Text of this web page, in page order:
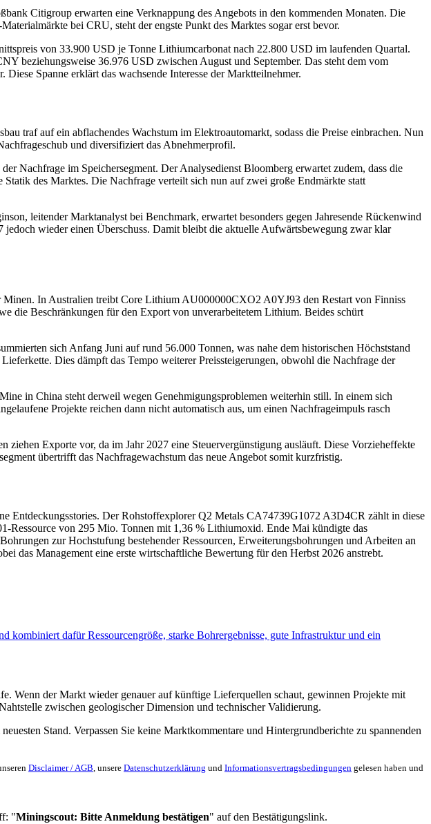
Citigroup erwarten eine Verknappung des Angebots in den kommenden Monaten. Die
bei CRU, steht der engste Punkt des Marktes sogar erst bevor.
von 33.900 USD je Tonne Lithiumcarbonat nach 22.800 USD im laufenden Quartal.
beziehungsweise 36.976 USD zwischen August und September. Das steht dem vom
Spanne erklärt das wachsende Interesse der Marktteilnehmer.
traf auf ein abflachendes Wachstum im Elektroautomarkt, sodass die Preise einbrachen. Nun
und diversifiziert das Abnehmerprofil.
Nachfrage im Speichersegment. Der Analysedienst Bloomberg erwartet zudem, dass die
des Marktes. Die Nachfrage verteilt sich nun auf zwei große Endmärkte statt
leitender Marktanalyst bei Benchmark, erwartet besonders gegen Jahresende Rückenwind
wieder einen Überschuss. Damit bleibt die aktuelle Aufwärtsbewegung zwar klar
Minen. In Australien treibt Core LithiumAU000000CXO2A0YJ93 den Restart von Finniss
die Beschränkungen für den Export von unverarbeitetem Lithium. Beides schürt
sich Anfang Juni auf rund 56.000 Tonnen, was nahe dem historischen Höchststand
Dies dämpft das Tempo weiterer Preissteigerungen, obwohl die Nachfrage der
in China steht derweil wegen Genehmigungsproblemen weiterhin still. In einem sich
Projekte reichen dann nicht automatisch aus, um einen Nachfrageimpuls rasch
Exporte vor, da im Jahr 2027 eine Steuervergünstigung ausläuft. Diese Vorzieheffekte
übertrifft das Nachfragewachstum das neue Angebot somit kurzfristig.
Entdeckungsstories. Der Rohstoffexplorer Q2 Metals CA74739G1072 A3D4CR zählt in diese
Ressource von 295 Mio. Tonnen mit 1,36 % Lithiumoxid. Ende Mai kündigte das
zur Hochstufung bestehender Ressourcen, Erweiterungsbohrungen und Arbeiten an
das Management eine erste wirtschaftliche Bewertung für den Herbst 2026 anstrebt.
dafür Ressourcengröße, starke Bohrergebnisse, gute Infrastruktur und ein
Wenn der Markt wieder genauer auf künftige Lieferquellen schaut, gewinnen Projekte mit
zwischen geologischer Dimension und technischer Validierung.
Stand. Verpassen Sie keine Marktkommentare und Hintergrundberichte zu spannenden
Disclaimer / AGB, unsere Datenschutzerklärung und Informationsvertragsbedingungen gelesen haben und
"Miningscout: Bitte Anmeldung bestätigen" auf den Bestätigungslink.